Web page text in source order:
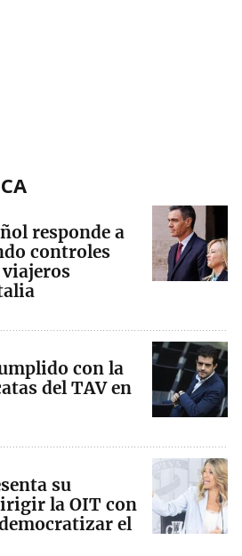
responde a
controles
con la
del TAV en
su
la OIT con
el